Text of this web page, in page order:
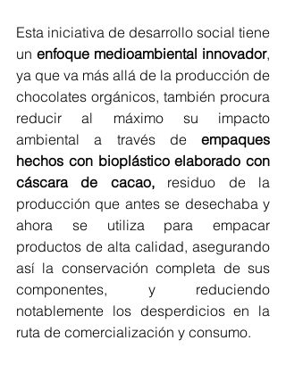
Esta iniciativa de desarrollo social tiene
un enfoque medioambiental innovador,
ya que va más allá de la producción de
chocolates orgánicos, también procura
reducir al máximo su impacto
ambiental a través de empaques
hechos con bioplástico elaborado con
cáscara de cacao, residuo de la
producción que antes se desechaba y
ahora se utiliza para empacar
productos de alta calidad, asegurando
así la conservación completa de sus
componentes, y reduciendo
notablemente los desperdicios en la
ruta de comercialización y consumo.